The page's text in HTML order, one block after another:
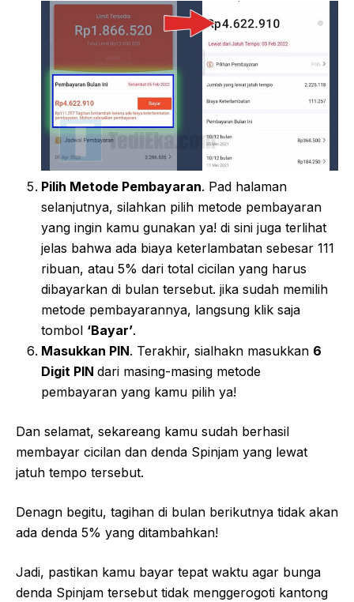
Pilih Metode Pembayaran. Pad halaman
selanjutnya, silahkan pilih metode pembayaran
yang ingin kamu gunakan ya! di sini juga terlihat
jelas bahwa ada biaya keterlambatan sebesar 111
ribuan, atau 5% dari total cicilan yang harus
dibayarkan di bulan tersebut. jika sudah memilih
metode pembayarannya, langsung klik saja
tombol ‘Bayar’.
Masukkan PIN. Terakhir, sialhakn masukkan 6
Digit PIN dari masing-masing metode
pembayaran yang kamu pilih ya!
Dan selamat, sekareang kamu sudah berhasil
membayar cicilan dan denda Spinjam yang lewat
jatuh tempo tersebut.
Denagn begitu, tagihan di bulan berikutnya tidak akan
ada denda 5% yang ditambahkan!
Jadi, pastikan kamu bayar tepat waktu agar bunga
denda Spinjam tersebut tidak menggerogoti kantong